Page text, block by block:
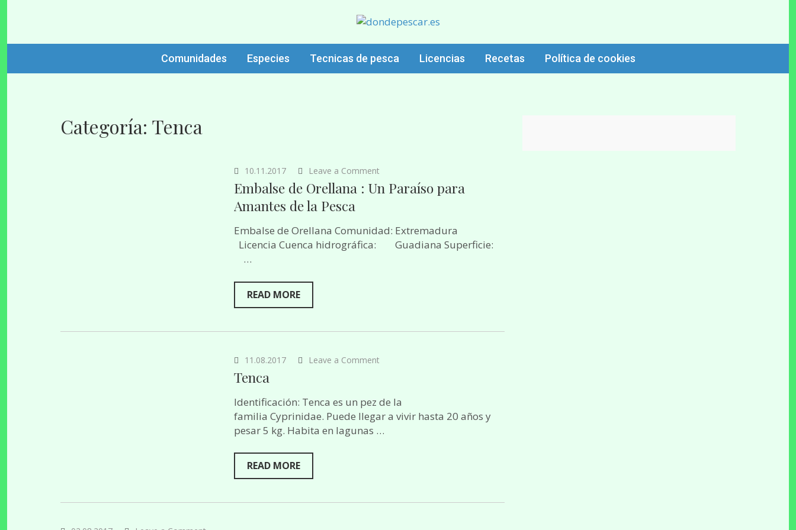
DONDEPESCAR.ESpesca, cebos, señuelos. Mejor temporada para capturas…Fotos y videos de embalses y rios. Recetas de pescado de rio.
Comunidades Especies Tecnicas de pesca Licencias Recetas Política de cookies
Categoría: Tenca
10.11.2017 Leave a Comment
de
Paraíso
para
Amantes
Embalse de Orellana : Un Paraíso para
Amantes de la Pesca
Embalse de Orellana Comunidad: Extremadura
Licencia Cuenca hidrográfica: Guadiana Superficie:
…
READ MORE
11.08.2017 Leave a Comment
Tenca
Identificación: Tenca es un pez de la
familia Cyprinidae. Puede llegar a vivir hasta 20 años y
pesar 5 kg. Habita en lagunas …
READ MORE